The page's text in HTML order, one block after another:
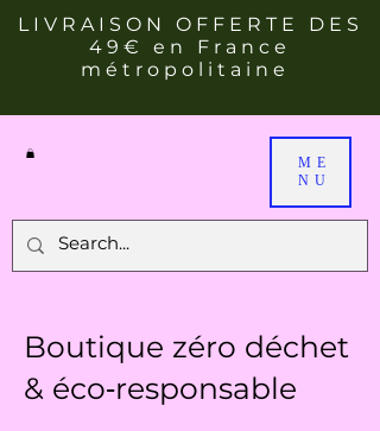
LIVRAISON OFFERTE DES
49€ en France
métropolitaine
ME
NU
Boutique zéro déchet
& éco‑responsable